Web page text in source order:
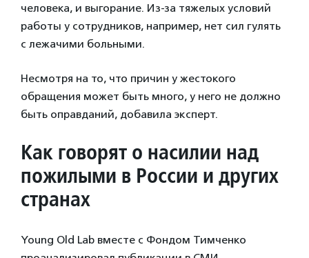
человека, и выгорание. Из-за тяжелых условий
работы у сотрудников, например, нет сил гулять
с лежачими больными.
Несмотря на то, что причин у жестокого
обращения может быть много, у него не должно
быть оправданий, добавила эксперт.
Как говорят о насилии над
пожилыми в России и других
странах
Young Old Lab вместе с Фондом Тимченко